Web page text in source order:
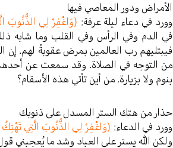
الأمراض ودور المعاصي فيها
وورد في دعاء ليلة عرفة: (وَاغْفِرْ لِي الذُّنُوبَ
في الدم وفي الرأس وفي القلب وما شابه
فيبتليهم رب العالمين بمرض عقوبةً لهم.
من التوجه في الصلاة. وقد سمعت عن أحدهم:
بنوم ولا بزيارة. من أين تأتي هذه الأسقام؟
حذار من هتك الستر المسدل على ذنوبك
وورد في الدعاء: (وَاغْفِرْ لِي الذُّنُوبَ الَّتِي
ولكن الله يستر على العباد وشد ما يُعجبني